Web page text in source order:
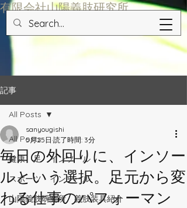
​有限会社山陽義肢研究所
記事
All Posts
健康 足 インソール
スポーツ インソール
山陽義肢研究所 義肢装具紹介
All Posts
毎日の外回りに、インソー
ルという選択。足元から変
わる仕事のパフォーマン
sanyougishi
5月25日 読了時間: 3分